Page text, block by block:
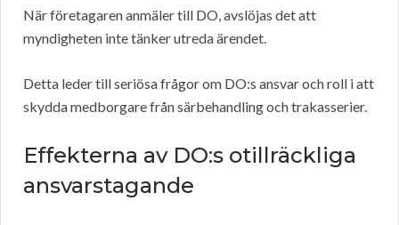
När företagaren anmäler till DO, avslöjas det att
myndigheten inte tänker utreda ärendet.
Detta leder till seriösa frågor om DO:s ansvar och roll i att
skydda medborgare från särbehandling och trakasserier.
Effekterna av DO:s otillräckliga
ansvarstagande